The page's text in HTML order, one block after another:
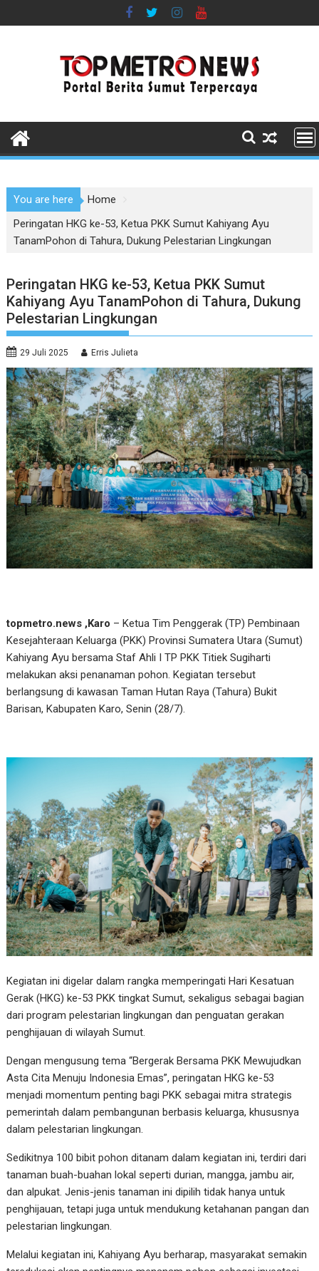
to
You are here
Home
Peringatan HKG ke-53, Ketua PKK Sumut Kahiyang Ayu
TanamPohon di Tahura, Dukung Pelestarian Lingkungan
Peringatan HKG ke-53, Ketua PKK Sumut
Kahiyang Ayu TanamPohon di Tahura, Dukung
Pelestarian Lingkungan
29 Juli 2025 Erris Julieta
topmetro.news ,Karo – Ketua Tim Penggerak (TP) Pembinaan
Kesejahteraan Keluarga (PKK) Provinsi Sumatera Utara (Sumut)
Kahiyang Ayu bersama Staf Ahli I TP PKK Titiek Sugiharti
melakukan aksi penanaman pohon. Kegiatan tersebut
berlangsung di kawasan Taman Hutan Raya (Tahura) Bukit
Barisan, Kabupaten Karo, Senin (28/7).
Kegiatan ini digelar dalam rangka memperingati Hari Kesatuan
Gerak (HKG) ke-53 PKK tingkat Sumut, sekaligus sebagai bagian
dari program pelestarian lingkungan dan penguatan gerakan
penghijauan di wilayah Sumut.
Dengan mengusung tema “Bergerak Bersama PKK Mewujudkan
Asta Cita Menuju Indonesia Emas”, peringatan HKG ke-53
menjadi momentum penting bagi PKK sebagai mitra strategis
pemerintah dalam pembangunan berbasis keluarga, khususnya
dalam pelestarian lingkungan.
Sedikitnya 100 bibit pohon ditanam dalam kegiatan ini, terdiri dari
tanaman buah-buahan lokal seperti durian, mangga, jambu air,
dan alpukat. Jenis-jenis tanaman ini dipilih tidak hanya untuk
penghijauan, tetapi juga untuk mendukung ketahanan pangan dan
pelestarian lingkungan.
Melalui kegiatan ini, Kahiyang Ayu berharap, masyarakat semakin